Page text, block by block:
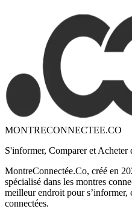
MONTRECONNECTEE.CO
S'informer, Comparer et Acheter
MontreConnectée.Co, créé en
spécialisé dans les montres
meilleur endroit pour s’informer,
connectées.